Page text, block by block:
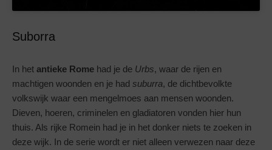
Suborra
In het antieke Rome had je de Urbs, waar de rijen en
machtigen woonden en je had suburra, de dichtbevolkte
volkswijk waar een mengelmoes aan mensen woonden.
Dieven, hoeren, criminelen en gladiatoren vonden hier hun
thuis. Als rijke Romein had je in het donker niets te zoeken in
deze wijk. In de serie wordt er niet alleen verwezen naar deze